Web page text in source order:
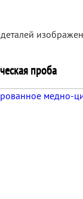
деталей
проба